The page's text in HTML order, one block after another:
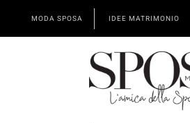
MODA SPOSA IDEE MATRIMONIO